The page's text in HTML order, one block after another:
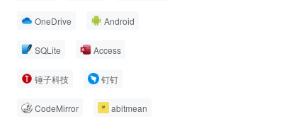
OneDrive Android
SQLite Access
锤子科技 钉钉
CodeMirror abitmean